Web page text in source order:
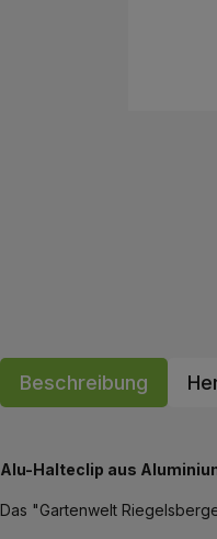
Beschreibung
Alu-Halteclip aus
Das "Gartenwelt